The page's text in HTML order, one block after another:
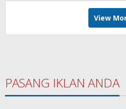
View
PASANG IKLAN ANDA